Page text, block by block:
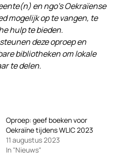
en ngo’s Oekraïense
mogelijk op te vangen, te
hulp te bieden.
steunen deze oproep en
bibliotheken om lokale
te delen.
Oproep: geef boeken voor
Oekraïne tijdens WLIC 2023
11 augustus 2023
In "Nieuws"